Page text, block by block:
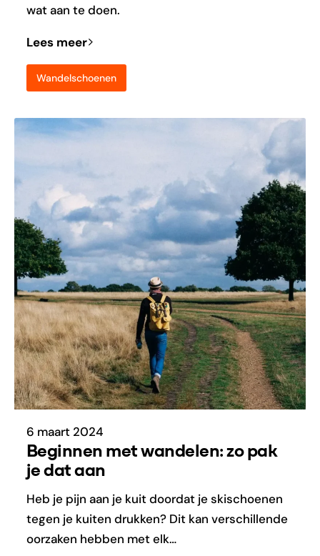
wat aan te doen.
Lees meer
Wandelschoenen
6 maart 2024
Beginnen met wandelen: zo pak
je dat aan
Heb je pijn aan je kuit doordat je skischoenen
tegen je kuiten drukken? Dit kan verschillende
oorzaken hebben met elk…